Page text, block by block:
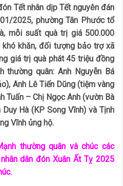
Tết nhân dịp Tết nguyên đán
2025, phường Tân Phước tổ
mỗi suất quà trị giá 500.000
khăn, đối tượng bảo trợ xã
giá trị quà phát 45 triệu đồng
thường quân: Anh Nguyễn Bá
Anh Lê Tiến Dũng (tiệm vàng
Tuấn – Chị Ngọc Anh (vườn Bà
Duy Hà (KP Song Vĩnh) và Tịnh
Vĩnh ủng hộ.
thường quân và chúc các
dân đón Xuân Ất Tỵ 2025